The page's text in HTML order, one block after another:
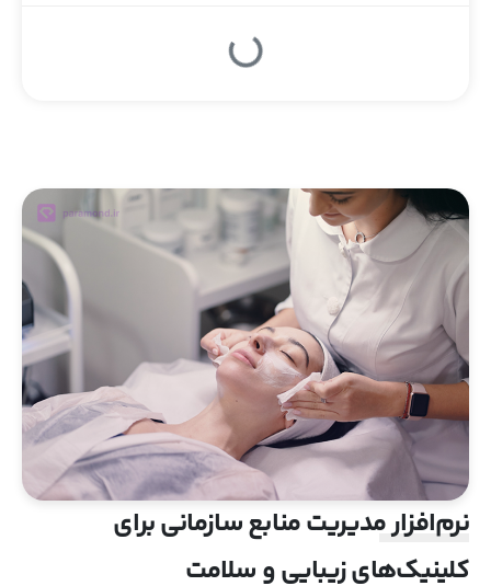
نرم‌افزار مدیریت منابع سازمانی برای
کلینیک‌های زیبایی و سلامت